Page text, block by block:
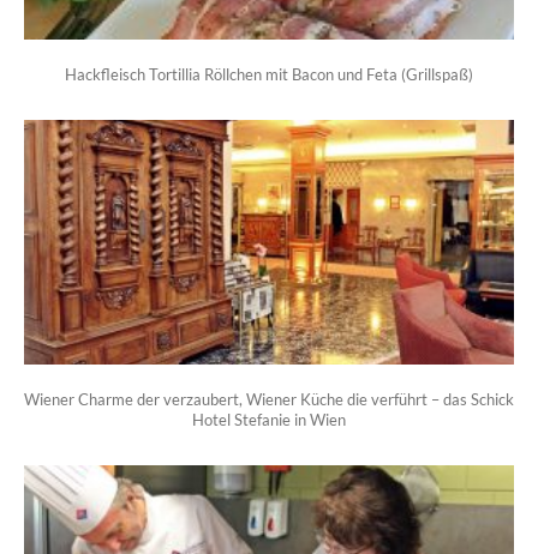
Hackfleisch Tortillia Röllchen mit Bacon und Feta (Grillspaß)
Wiener Charme der verzaubert, Wiener Küche die verführt – das Schick
Hotel Stefanie in Wien